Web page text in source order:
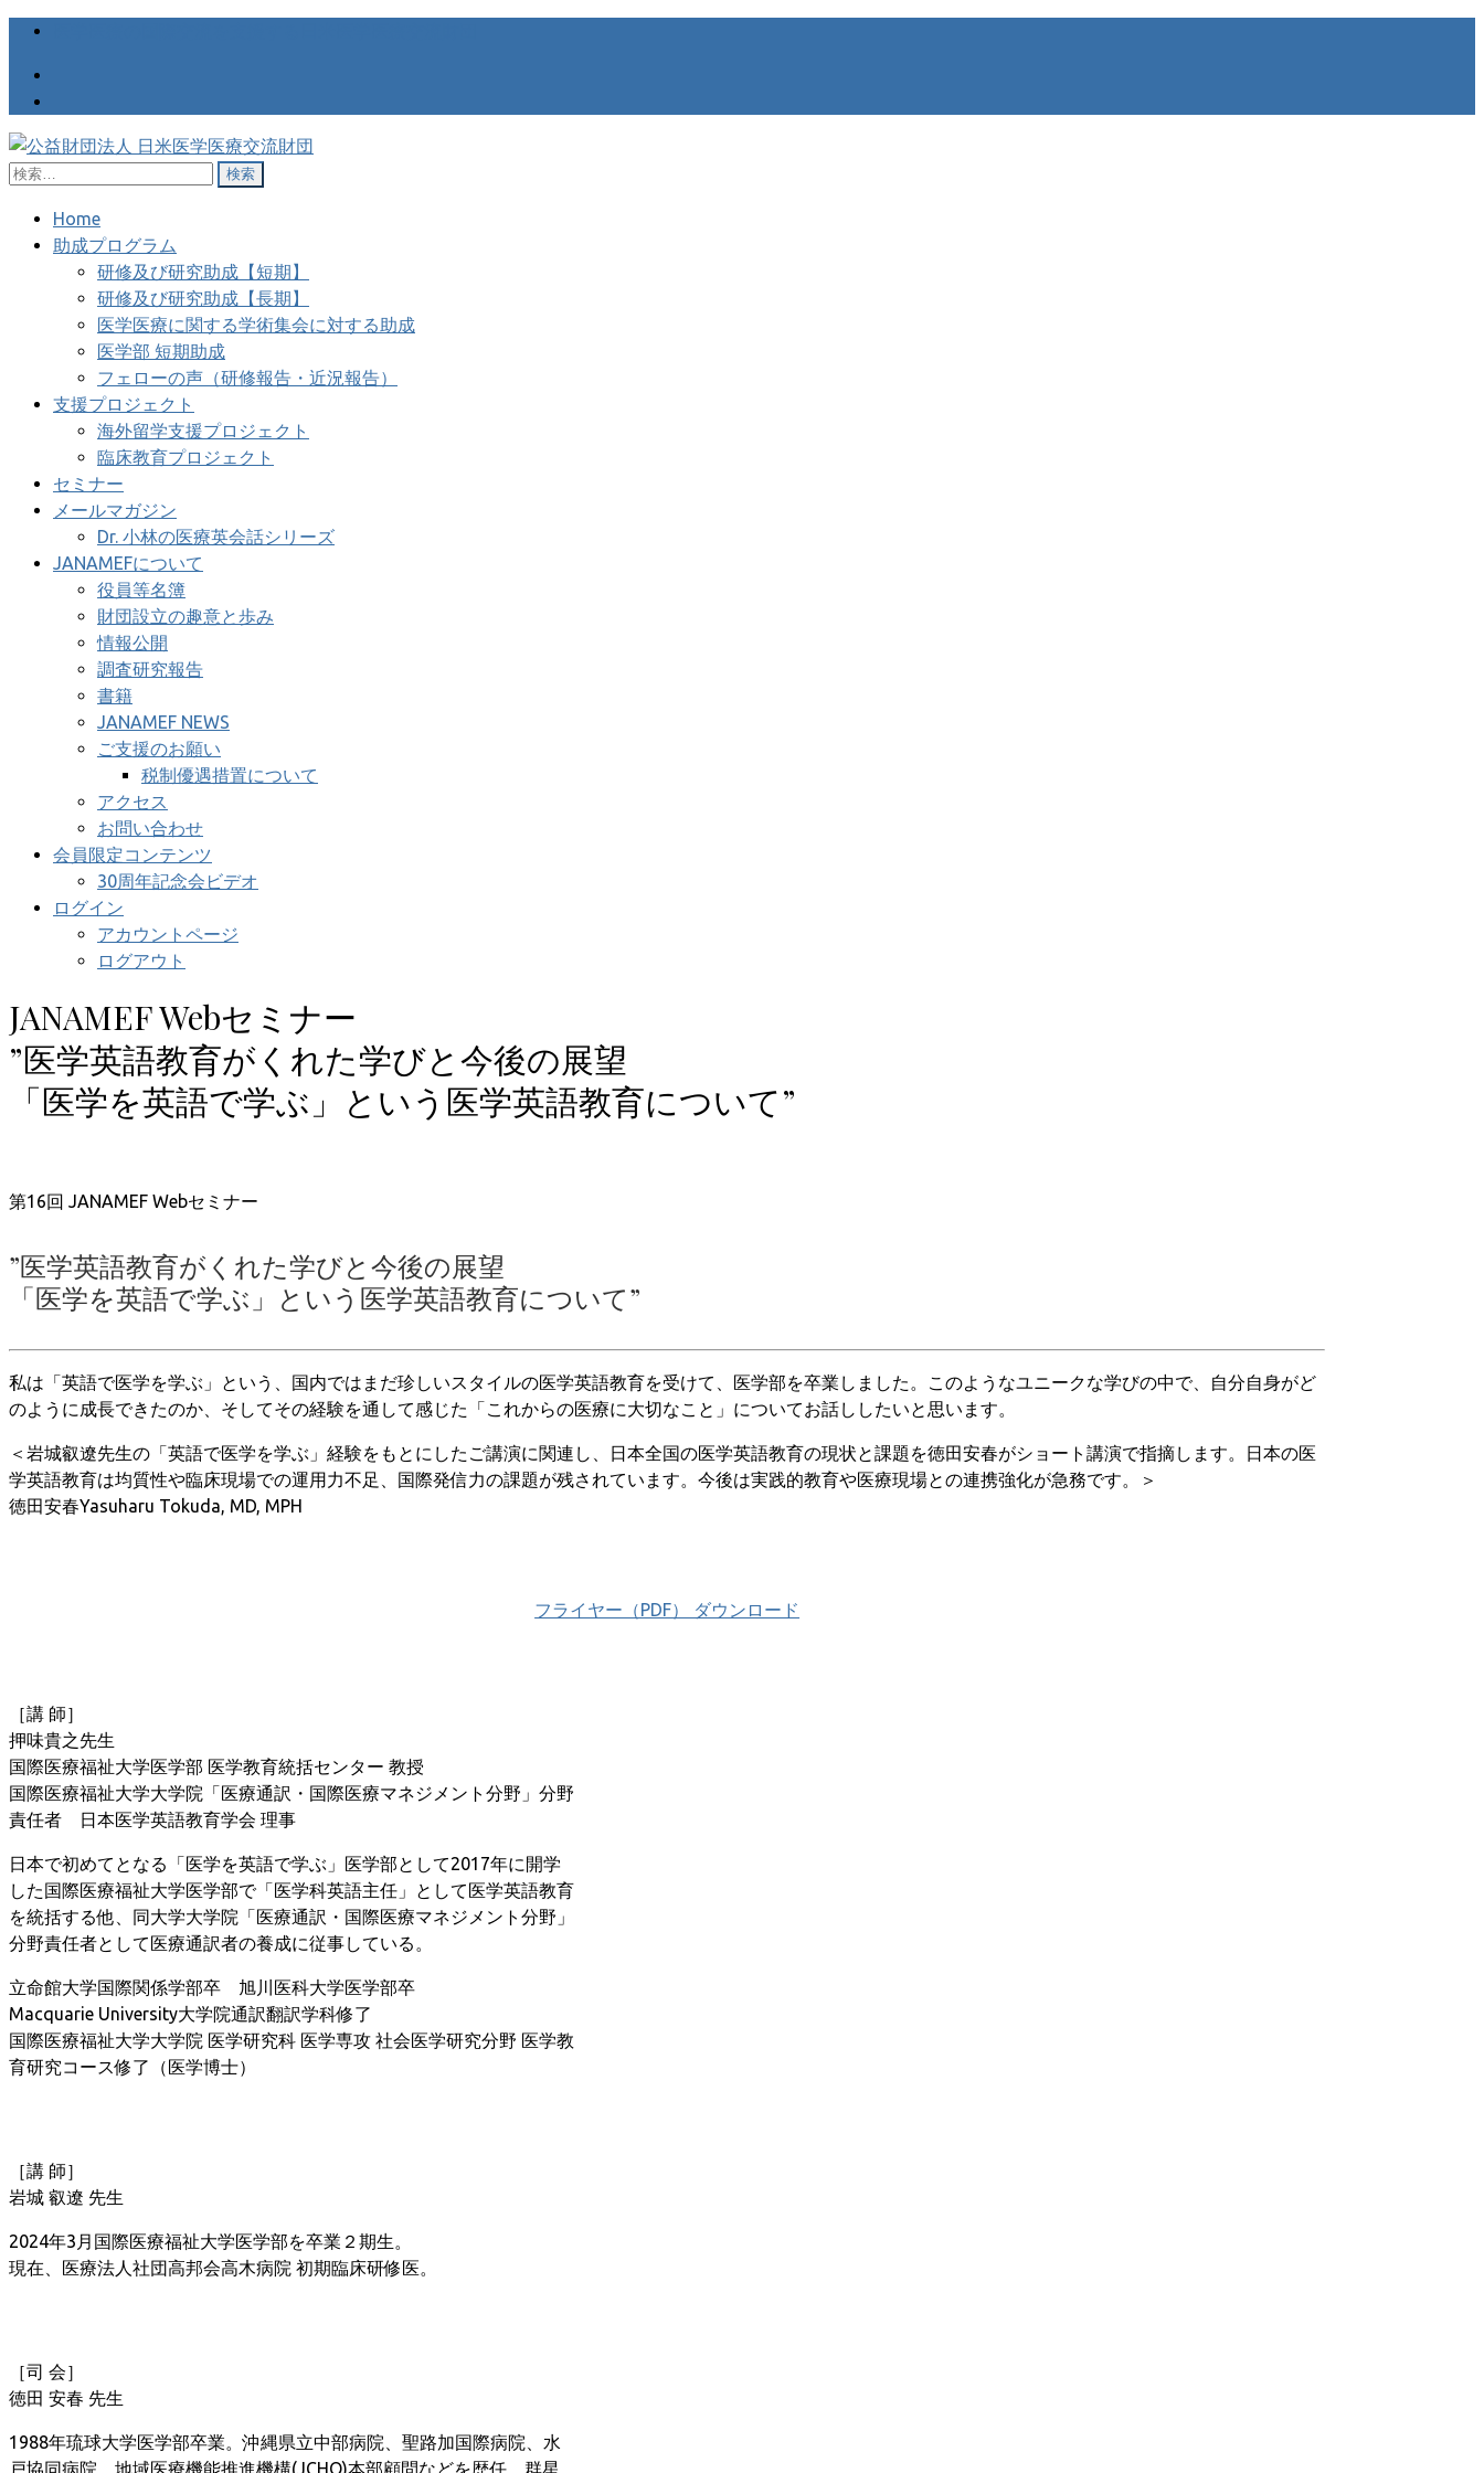
公益財団法人 日米医学医療交流財団
医学医療の国際交流を支援する日米医学医療交流財団
検
Home
助成プログラム
研修及び研究助成【短期】
研修及び研究助成【長期】
医学医療に関する学術集会に対する助成
医学部 短期助成
フェローの声（研修報告・近況報告）
支援プロジェクト
海外留学支援プロジェクト
臨床教育プロジェクト
セミナー
メールマガジン
Dr. 小林の医療英会話シリーズ
JANAMEFについて
役員等名簿
財団設立の趣意と歩み
情報公開
調査研究報告
書籍
JANAMEF NEWS
ご支援のお願い
税制優遇措置について
アクセス
お問い合わせ
会員限定コンテンツ
30周年記念会ビデオ
ログイン
アカウントページ
ログアウト
JANAMEF Webセミナー
”医学英語教育がくれた学びと今後の展望
「医学を英語で学ぶ」という医学英語教育について”
第16回 JANAMEF Webセミナー
”医学英語教育がくれた学びと今後の展望
「医学を英語で学ぶ」という医学英語教育について”
私は「英語で医学を学ぶ」という、国内ではまだ珍しいスタイルの医学英語教育を受けて、医学部を卒業しました。このようなユニークな学びの中で、自分自身がど
のように成長できたのか、そしてその経験を通して感じた「これからの医療に大切なこと」についてお話ししたいと思います。
＜岩城叡遼先生の「英語で医学を学ぶ」経験をもとにしたご講演に関連し、日本全国の医学英語教育の現状と課題を徳田安春がショート講演で指摘します。日本の医
学英語教育は均質性や臨床現場での運用力不足、国際発信力の課題が残されています。今後は実践的教育や医療現場との連携強化が急務です。＞
徳田安春Yasuharu Tokuda, MD, MPH
フライヤー（PDF） ダウンロード
［講 師］
押味貴之先生
国際医療福祉大学医学部 医学教育統括センター 教授
国際医療福祉大学大学院「医療通訳・国際医療マネジメント分野」分野
責任者 日本医学英語教育学会 理事
日本で初めてとなる「医学を英語で学ぶ」医学部として2017年に開学
した国際医療福祉大学医学部で「医学科英語主任」として医学英語教育
を統括する他、同大学大学院「医療通訳・国際医療マネジメント分野」
分野責任者として医療通訳者の養成に従事している。
立命館大学国際関係学部卒 旭川医科大学医学部卒
Macquarie University大学院通訳翻訳学科修了
国際医療福祉大学大学院 医学研究科 医学専攻 社会医学研究分野 医学教
育研究コース修了（医学博士）
［講 師］
岩城 叡遼 先生
2024年3月国際医療福祉大学医学部を卒業２期生。
現在、医療法人社団高邦会高木病院 初期臨床研修医。
［司 会］
徳田 安春 先生
1988年琉球大学医学部卒業。沖縄県立中部病院、聖路加国際病院、水
戸協同病院、地域医療機能推進機構(JCHO)本部顧問などを歴任。群星